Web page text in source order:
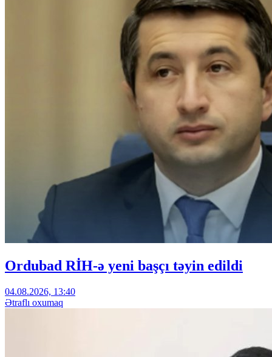
Ordubad RİH-ə yeni başçı təyin edildi
04.08.2026, 13:40
Ətraflı oxumaq